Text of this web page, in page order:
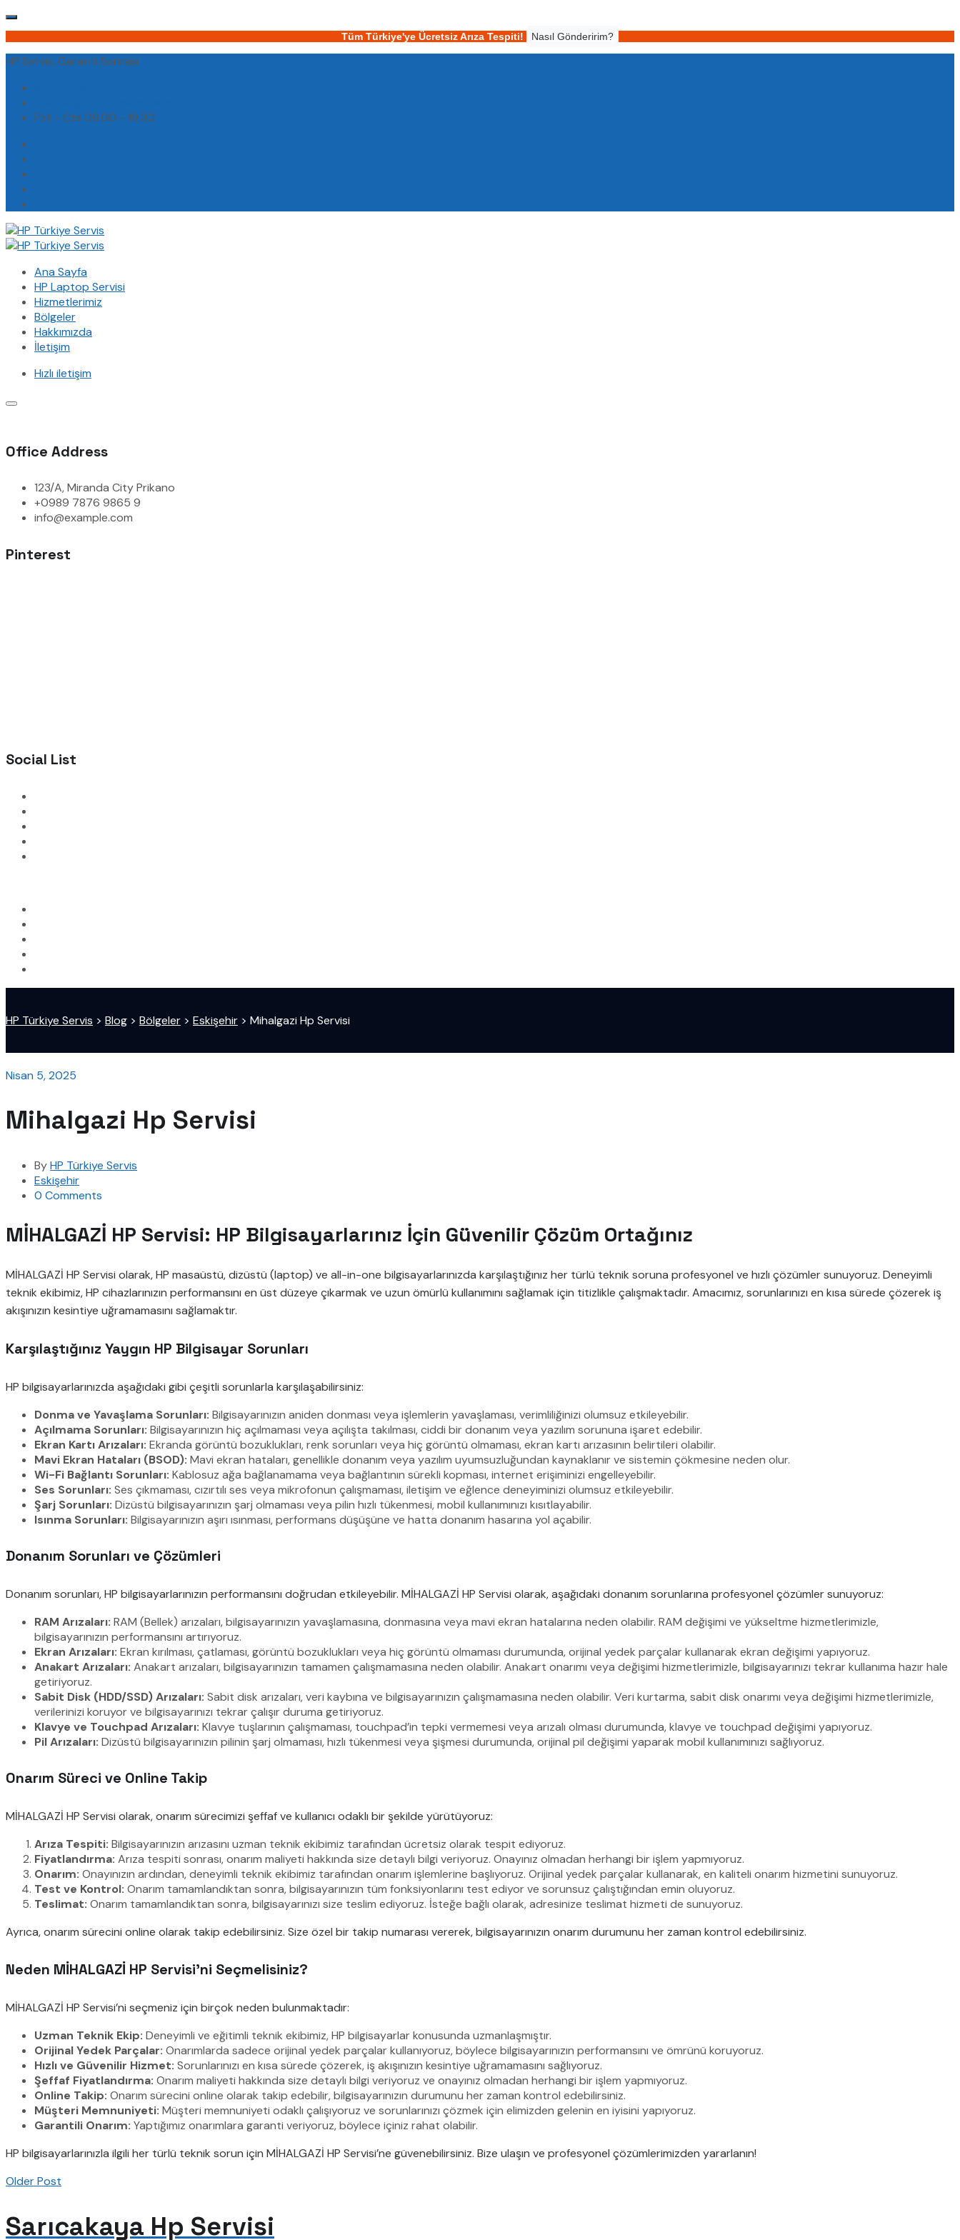
Tüm Türkiye'ye Ücretsiz Arıza Tespiti! Nasıl Gönderirim?
HP Servis, Garanti Sonrası
Pzt - Cts 09.00 - 19.30
Ana Sayfa
HP Laptop Servisi
Hizmetlerimiz
Bölgeler
Hakkımızda
İletişim
Hızlı iletişim
Office Address
123/A, Miranda City Prikano
+0989 7876 9865 9
info@example.com
Pinterest
Social List
HP Türkiye Servis > Blog > Bölgeler > Eskişehir > Mihalgazi Hp Servisi
Nisan 5, 2025
Mihalgazi Hp Servisi
ByHP Türkiye Servis
Eskişehir
0 Comments
MİHALGAZİ HP Servisi: HP Bilgisayarlarınız İçin Güvenilir Çözüm Ortağınız
MİHALGAZİ HP Servisi olarak, HP masaüstü, dizüstü (laptop) ve all-in-one bilgisayarlarınızda karşılaştığınız her türlü teknik soruna profesyonel ve hızlı çözümler sunuyoruz. Deneyimli
teknik ekibimiz, HP cihazlarınızın performansını en üst düzeye çıkarmak ve uzun ömürlü kullanımını sağlamak için titizlikle çalışmaktadır. Amacımız, sorunlarınızı en kısa sürede çözerek iş
akışınızın kesintiye uğramamasını sağlamaktır.
Karşılaştığınız Yaygın HP Bilgisayar Sorunları
HP bilgisayarlarınızda aşağıdaki gibi çeşitli sorunlarla karşılaşabilirsiniz:
Donma ve Yavaşlama Sorunları: Bilgisayarınızın aniden donması veya işlemlerin yavaşlaması, verimliliğinizi olumsuz etkileyebilir.
Açılmama Sorunları: Bilgisayarınızın hiç açılmaması veya açılışta takılması, ciddi bir donanım veya yazılım sorununa işaret edebilir.
Ekran Kartı Arızaları: Ekranda görüntü bozuklukları, renk sorunları veya hiç görüntü olmaması, ekran kartı arızasının belirtileri olabilir.
Mavi Ekran Hataları (BSOD): Mavi ekran hataları, genellikle donanım veya yazılım uyumsuzluğundan kaynaklanır ve sistemin çökmesine neden olur.
Wi-Fi Bağlantı Sorunları: Kablosuz ağa bağlanamama veya bağlantının sürekli kopması, internet erişiminizi engelleyebilir.
Ses Sorunları: Ses çıkmaması, cızırtılı ses veya mikrofonun çalışmaması, iletişim ve eğlence deneyiminizi olumsuz etkileyebilir.
Şarj Sorunları: Dizüstü bilgisayarınızın şarj olmaması veya pilin hızlı tükenmesi, mobil kullanımınızı kısıtlayabilir.
Isınma Sorunları: Bilgisayarınızın aşırı ısınması, performans düşüşüne ve hatta donanım hasarına yol açabilir.
Donanım Sorunları ve Çözümleri
Donanım sorunları, HP bilgisayarlarınızın performansını doğrudan etkileyebilir. MİHALGAZİ HP Servisi olarak, aşağıdaki donanım sorunlarına profesyonel çözümler sunuyoruz:
RAM Arızaları: RAM (Bellek) arızaları, bilgisayarınızın yavaşlamasına, donmasına veya mavi ekran hatalarına neden olabilir. RAM değişimi ve yükseltme hizmetlerimizle,
bilgisayarınızın performansını artırıyoruz.
Ekran Arızaları: Ekran kırılması, çatlaması, görüntü bozuklukları veya hiç görüntü olmaması durumunda, orijinal yedek parçalar kullanarak ekran değişimi yapıyoruz.
Anakart Arızaları: Anakart arızaları, bilgisayarınızın tamamen çalışmamasına neden olabilir. Anakart onarımı veya değişimi hizmetlerimizle, bilgisayarınızı tekrar kullanıma hazır hale
getiriyoruz.
Sabit Disk (HDD/SSD) Arızaları: Sabit disk arızaları, veri kaybına ve bilgisayarınızın çalışmamasına neden olabilir. Veri kurtarma, sabit disk onarımı veya değişimi hizmetlerimizle,
verilerinizi koruyor ve bilgisayarınızı tekrar çalışır duruma getiriyoruz.
Klavye ve Touchpad Arızaları: Klavye tuşlarının çalışmaması, touchpad’in tepki vermemesi veya arızalı olması durumunda, klavye ve touchpad değişimi yapıyoruz.
Pil Arızaları: Dizüstü bilgisayarınızın pilinin şarj olmaması, hızlı tükenmesi veya şişmesi durumunda, orijinal pil değişimi yaparak mobil kullanımınızı sağlıyoruz.
Onarım Süreci ve Online Takip
MİHALGAZİ HP Servisi olarak, onarım sürecimizi şeffaf ve kullanıcı odaklı bir şekilde yürütüyoruz:
Arıza Tespiti: Bilgisayarınızın arızasını uzman teknik ekibimiz tarafından ücretsiz olarak tespit ediyoruz.
Fiyatlandırma: Arıza tespiti sonrası, onarım maliyeti hakkında size detaylı bilgi veriyoruz. Onayınız olmadan herhangi bir işlem yapmıyoruz.
Onarım: Onayınızın ardından, deneyimli teknik ekibimiz tarafından onarım işlemlerine başlıyoruz. Orijinal yedek parçalar kullanarak, en kaliteli onarım hizmetini sunuyoruz.
Test ve Kontrol: Onarım tamamlandıktan sonra, bilgisayarınızın tüm fonksiyonlarını test ediyor ve sorunsuz çalıştığından emin oluyoruz.
Teslimat: Onarım tamamlandıktan sonra, bilgisayarınızı size teslim ediyoruz. İsteğe bağlı olarak, adresinize teslimat hizmeti de sunuyoruz.
Ayrıca, onarım sürecini online olarak takip edebilirsiniz. Size özel bir takip numarası vererek, bilgisayarınızın onarım durumunu her zaman kontrol edebilirsiniz.
Neden MİHALGAZİ HP Servisi’ni Seçmelisiniz?
MİHALGAZİ HP Servisi’ni seçmeniz için birçok neden bulunmaktadır:
Uzman Teknik Ekip: Deneyimli ve eğitimli teknik ekibimiz, HP bilgisayarlar konusunda uzmanlaşmıştır.
Orijinal Yedek Parçalar: Onarımlarda sadece orijinal yedek parçalar kullanıyoruz, böylece bilgisayarınızın performansını ve ömrünü koruyoruz.
Hızlı ve Güvenilir Hizmet: Sorunlarınızı en kısa sürede çözerek, iş akışınızın kesintiye uğramamasını sağlıyoruz.
Şeffaf Fiyatlandırma: Onarım maliyeti hakkında size detaylı bilgi veriyoruz ve onayınız olmadan herhangi bir işlem yapmıyoruz.
Online Takip: Onarım sürecini online olarak takip edebilir, bilgisayarınızın durumunu her zaman kontrol edebilirsiniz.
Müşteri Memnuniyeti: Müşteri memnuniyeti odaklı çalışıyoruz ve sorunlarınızı çözmek için elimizden gelenin en iyisini yapıyoruz.
Garantili Onarım: Yaptığımız onarımlara garanti veriyoruz, böylece içiniz rahat olabilir.
HP bilgisayarlarınızla ilgili her türlü teknik sorun için MİHALGAZİ HP Servisi’ne güvenebilirsiniz. Bize ulaşın ve profesyonel çözümlerimizden yararlanın!
Older Post
Sarıcakaya Hp Servisi